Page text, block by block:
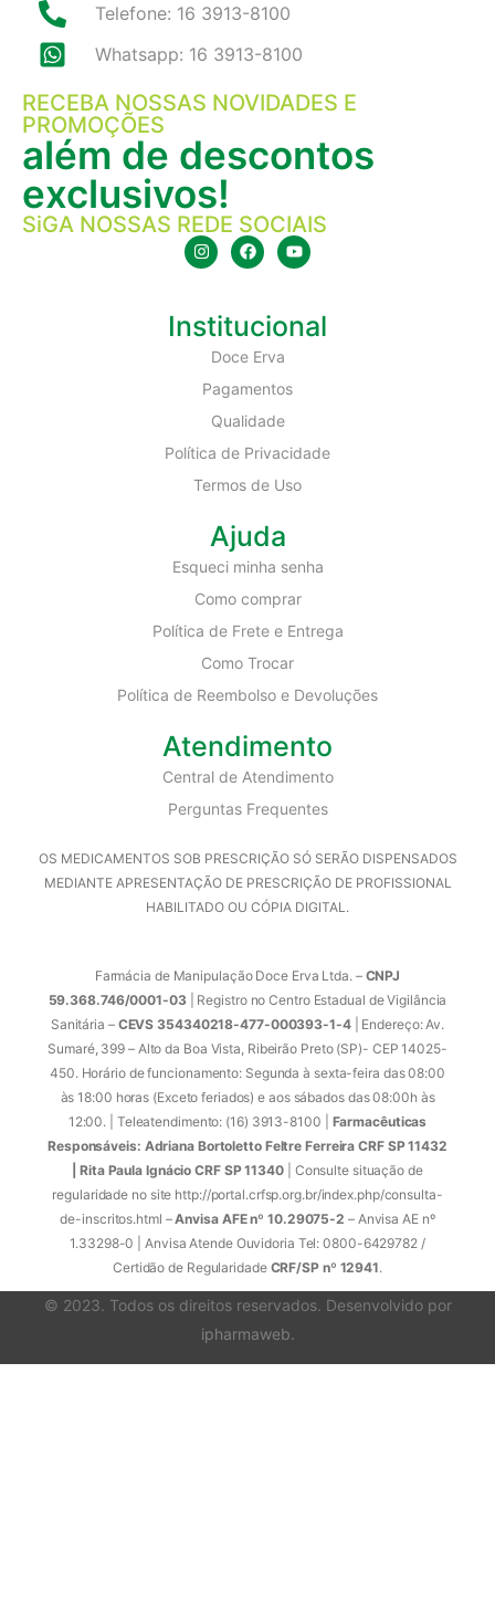
Telefone: 16 3913-8100
Whatsapp: 16 3913-8100
RECEBA NOSSAS NOVIDADES E
PROMOÇÕES
além de descontos
exclusivos!
SiGA NOSSAS REDE SOCIAIS
Institucional
Doce Erva
Pagamentos
Qualidade
Política de Privacidade
Termos de Uso
Ajuda
Esqueci minha senha
Como comprar
Política de Frete e Entrega
Como Trocar
Política de Reembolso e Devoluções
Atendimento
Central de Atendimento
Perguntas Frequentes
OS MEDICAMENTOS SOB PRESCRIÇÃO SÓ SERÃO DISPENSADOS
MEDIANTE APRESENTAÇÃO DE PRESCRIÇÃO DE PROFISSIONAL
HABILITADO OU CÓPIA DIGITAL.
Farmácia de Manipulação Doce Erva Ltda. – CNPJ
59.368.746/0001-03| Registro no Centro Estadual de Vigilância
Sanitária –CEVS 354340218-477-000393-1-4| Endereço: Av.
Sumaré, 399 – Alto da Boa Vista, Ribeirão Preto (SP)- CEP 14025-
450. Horário de funcionamento: Segunda à sexta-feira das 08:00
às 18:00 horas (Exceto feriados) e aos sábados das 08:00h às
12:00. | Teleatendimento: (16) 3913-8100 | Farmacêuticas
Responsáveis: Adriana Bortoletto Feltre Ferreira CRF SP 11432
| Rita Paula Ignácio CRF SP 11340 | Consulte situação de
regularidade no site http://portal.crfsp.org.br/index.php/consulta-
de-inscritos.html –Anvisa AFE nº 10.29075-2 – Anvisa AE nº
1.33298-0 | Anvisa Atende Ouvidoria Tel: 0800-6429782 /
Certidão de Regularidade CRF/SP nº 12941.
© 2023. Todos os direitos reservados. Desenvolvido por
ipharmaweb.